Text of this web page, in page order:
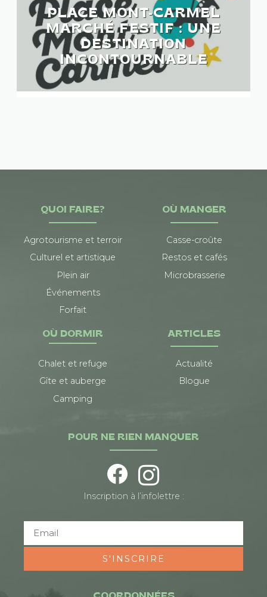
PLACE MONT-CARMEL
MARCHÉ FESTIF : UNE
DESTINATION
INCONTOURNABLE
QUOI FAIRE?
Agrotourisme et terroir
Culturel et artistique
Plein air
Événements
Forfait
OÙ MANGER
Casse-croûte
Restos et cafés
Microbrasserie
OÙ DORMIR
Chalet et refuge
Gîte et auberge
Camping
ARTICLES
Actualité
Blogue
POUR NE RIEN MANQUER
Inscription à l’infolettre :
S'INSCRIRE